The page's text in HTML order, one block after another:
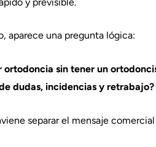
aparece una pregunta lógica:
ortodoncia sin tener un
dudas, incidencias y retrabajo?
separar el mensaje